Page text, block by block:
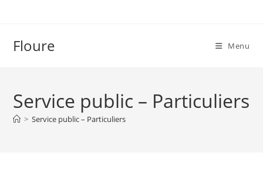
Floure Menu
Service public – Particuliers
> Service public – Particuliers